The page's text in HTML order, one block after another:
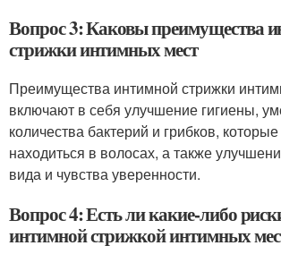
Вопрос 3: Каковы преимущества
стрижки интимных мест
Преимущества интимной стрижки
включают в себя улучшение гигиены,
количества бактерий и грибков,
находиться в волосах, а также
вида и чувства уверенности.
Вопрос 4: Есть ли какие-либо
интимной стрижкой интимных